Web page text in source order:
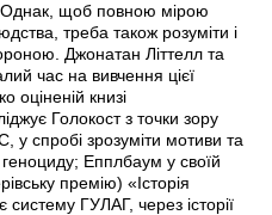
Однак, щоб повною мірою
треба також розуміти і
Джонатан Літтелл та
час на вивчення цієї
оціненій книзі
Голокост з точки зору
у спробі зрозуміти мотиви та
Епплбаум у своїй
премію) «Історія
ГУЛАГ, через історії